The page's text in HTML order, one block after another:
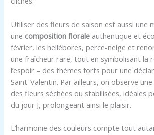
Utiliser des fleurs de saison est aussi une
une composition florale authentique et
février, les hellébores, perce-neige et
une fraîcheur rare, tout en symbolisant la
l’espoir – des thèmes forts pour une
Saint-Valentin. Par ailleurs, on observe
des fleurs séchées ou stabilisées, idéales
du jour J, prolongeant ainsi le plaisir.
L’harmonie des couleurs compte tout